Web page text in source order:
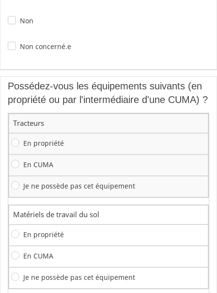
Non
Non concerné.e
Possédez-vous les équipements suivants (en
propriété ou par l'intermédiaire d'une CUMA) ?
Tracteurs
En propriété
En CUMA
Je ne possède pas cet équipement
Matériels de travail du sol
En propriété
En CUMA
Je ne possède pas cet équipement